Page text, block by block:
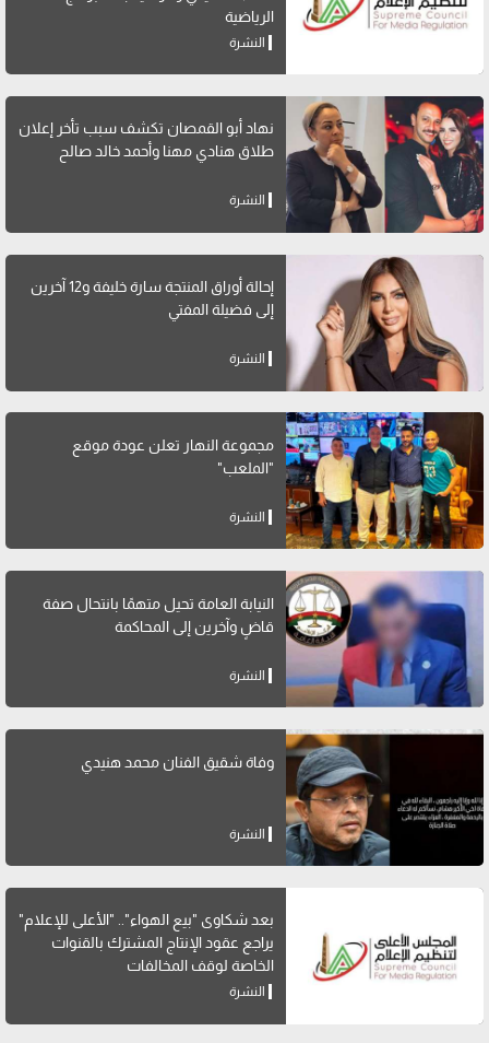
الرياضية
النشرة
نهاد أبو القمصان تكشف سبب تأخر إعلان
طلاق هنادي مهنا وأحمد خالد صالح
النشرة
إحالة أوراق المنتجة سارة خليفة و12 آخرين
إلى فضيلة المفتي
النشرة
مجموعة النهار تعلن عودة موقع
"الملعب"
النشرة
النيابة العامة تحيل متهمًا بانتحال صفة
قاضٍ وآخرين إلى المحاكمة
النشرة
وفاة شقيق الفنان محمد هنيدي
النشرة
بعد شكاوى "بيع الهواء".. "الأعلى للإعلام"
يراجع عقود الإنتاج المشترك بالقنوات
الخاصة لوقف المخالفات
النشرة